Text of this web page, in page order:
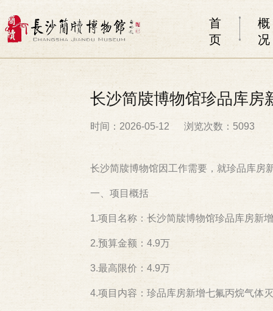
首
页
概
况
长沙简牍博物馆珍品库房
时间：2026-05-12 浏览次数：5093
长沙简牍博物馆因工作需要，就珍品库房
一、项目概括
1.项目名称：长沙简牍博物馆珍品库房新
2.预算金额：4.9万
3.最高限价：4.9万
4.项目内容：珍品库房新增七氟丙烷气体